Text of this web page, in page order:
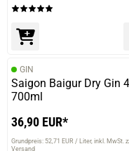
GIN
Saigon Baigur Dry Gin
700ml
36,90 EUR*
Grundpreis: 52,71 EUR / Liter inkl. MwSt.
Versand